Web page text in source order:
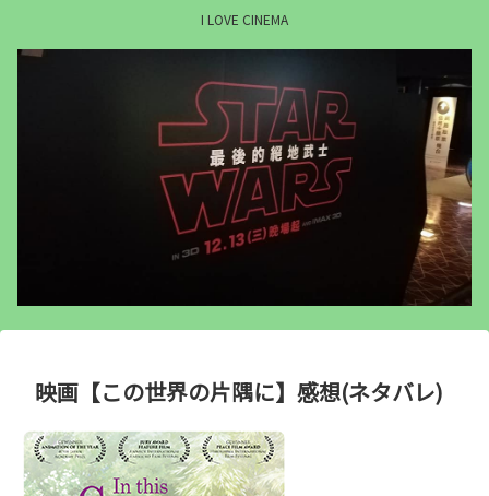
I LOVE CINEMA
映画【この世界の片隅に】感想(ネタバレ)